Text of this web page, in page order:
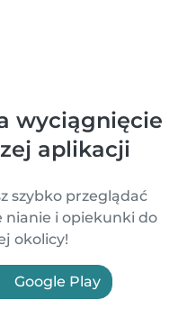
wyciągnięcie
aplikacji
szybko przeglądać
i opiekunki do
okolicy!
Google Play